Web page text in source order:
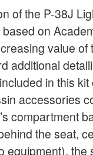
of the P-38J
on
value of
additional
in this kit
accessories
compartment
the seat,
equipment), the